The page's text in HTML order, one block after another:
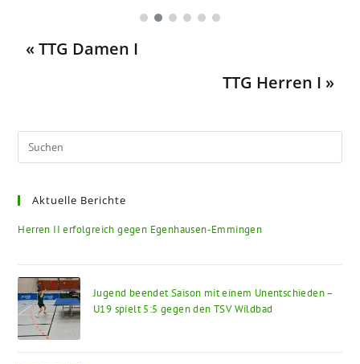
« TTG Damen I
TTG Herren I »
Aktuelle Berichte
Herren II erfolgreich gegen Egenhausen-Emmingen
Jugend beendet Saison mit einem Unentschieden –
U19 spielt 5:5 gegen den TSV Wildbad